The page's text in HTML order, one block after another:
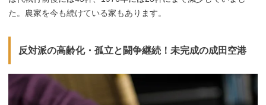
た。農家を今も続けている家もあります。
反対派の高齢化・孤立と闘争継続！未完成の成田空港